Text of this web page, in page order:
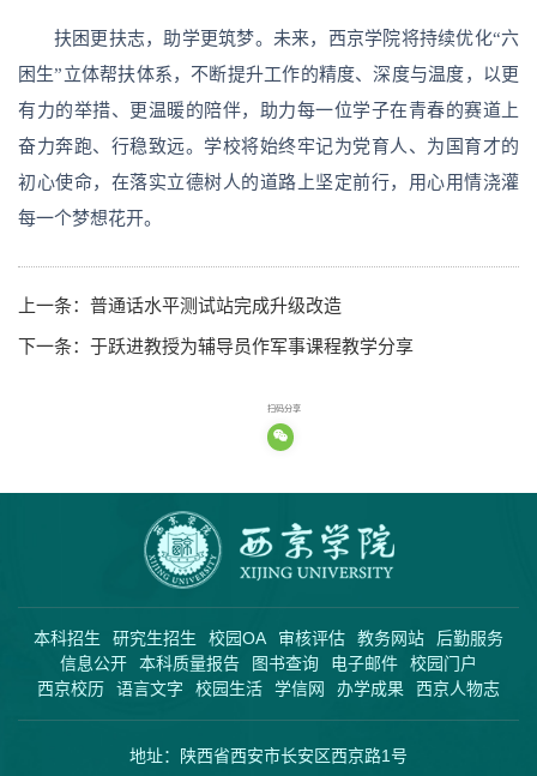
扶困更扶志，助学更筑梦。未来，西京学院将持续优化“六
困生”立体帮扶体系，不断提升工作的精度、深度与温度，以更
有力的举措、更温暖的陪伴，助力每一位学子在青春的赛道上
奋力奔跑、行稳致远。学校将始终牢记为党育人、为国育才的
初心使命，在落实立德树人的道路上坚定前行，用心用情浇灌
每一个梦想花开。
上一条： 普通话水平测试站完成升级改造
下一条： 于跃进教授为辅导员作军事课程教学分享
扫码分享
本科招生 研究生招生 校园OA 审核评估 教务网站
后勤服务
信息公开
本科质量报告 图书查询 电子邮件
校园门户
西京校历
语言文字 校园生活 学信网 办学成果 西京人物志
地址：陕西省西安市长安区西京路1号